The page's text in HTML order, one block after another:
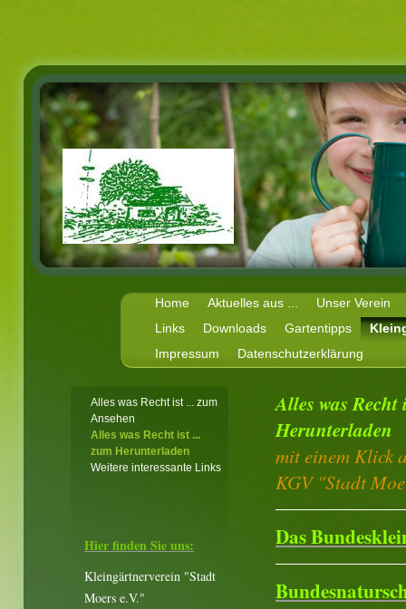
Home Aktuelles aus ...
Unser Verein
Links
Downloads Gartentipps
Impressum
Datenschutzerklärung
Alles was Recht
Herunterladen
mit einem Klick
KGV "Stadt
Das
Alles was Recht ist ... zum
Ansehen
Alles was Recht ist ...
zum Herunterladen
Weitere interessante Links
Hier finden Sie uns:
Kleingärtnerverein "Stadt
Moers e.V."